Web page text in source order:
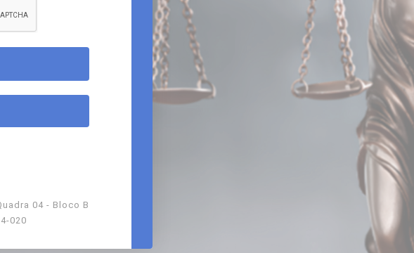
04 - Bloco B
020
Edifício Centro Empresarial Varig | Setor SCN -
Bloco B - Sala 903 |Brasília – DF - CEP